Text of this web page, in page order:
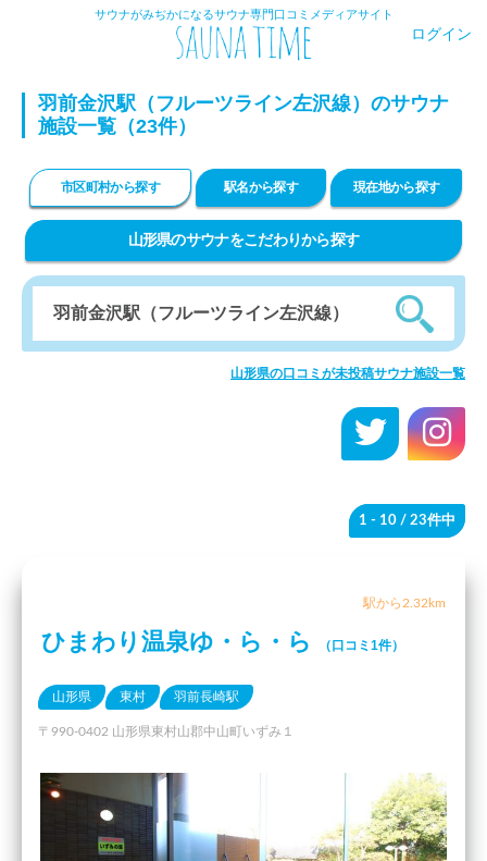
サウナがみぢかになるサウナ専門口コミメディアサイト
ログイン
羽前金沢駅（フルーツライン左沢線）のサウナ
施設一覧（23件）
市区町村から探す 駅名から探す 現在地から探す
山形県のサウナをこだわりから探す
山形県の口コミが未投稿サウナ施設一覧
1 - 10 / 23件中
駅から2.32km
ひまわり温泉ゆ・ら・ら （口コミ1件）
山形県 東村 羽前長崎駅
〒990-0402 山形県東村山郡中山町いずみ１